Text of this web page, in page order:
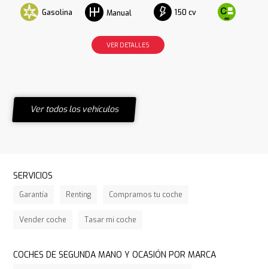
Gasolina Manual 150 cv
VER DETALLES
Ver todos los vehículos
SERVICIOS
Garantía Renting Compramos tu coche
Vender coche Tasar mi coche
COCHES DE SEGUNDA MANO Y OCASIÓN POR MARCA